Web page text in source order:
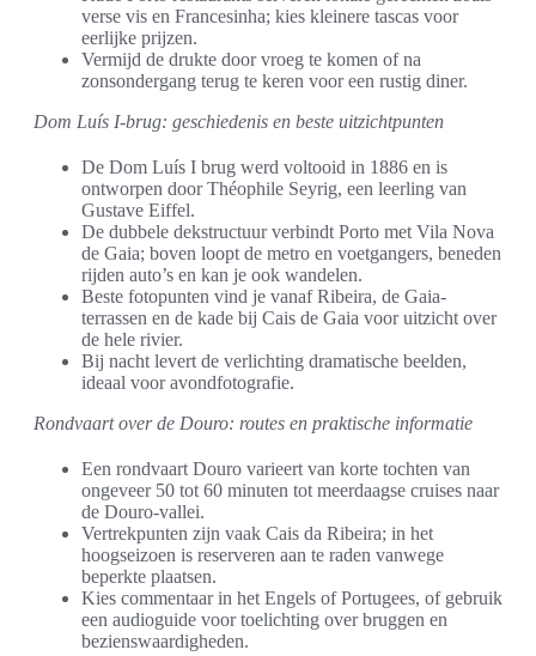
verse vis en Francesinha; kies kleinere tascas voor
eerlijke prijzen.
Vermijd de drukte door vroeg te komen of na
zonsondergang terug te keren voor een rustig diner.
Dom Luís I-brug: geschiedenis en beste uitzichtpunten
De Dom Luís I brug werd voltooid in 1886 en is
ontworpen door Théophile Seyrig, een leerling van
Gustave Eiffel.
De dubbele dekstructuur verbindt Porto met Vila Nova
de Gaia; boven loopt de metro en voetgangers, beneden
rijden auto’s en kan je ook wandelen.
Beste fotopunten vind je vanaf Ribeira, de Gaia-
terrassen en de kade bij Cais de Gaia voor uitzicht over
de hele rivier.
Bij nacht levert de verlichting dramatische beelden,
ideaal voor avondfotografie.
Rondvaart over de Douro: routes en praktische informatie
Een rondvaart Douro varieert van korte tochten van
ongeveer 50 tot 60 minuten tot meerdaagse cruises naar
de Douro-vallei.
Vertrekpunten zijn vaak Cais da Ribeira; in het
hoogseizoen is reserveren aan te raden vanwege
beperkte plaatsen.
Kies commentaar in het Engels of Portugees, of gebruik
een audioguide voor toelichting over bruggen en
bezienswaardigheden.